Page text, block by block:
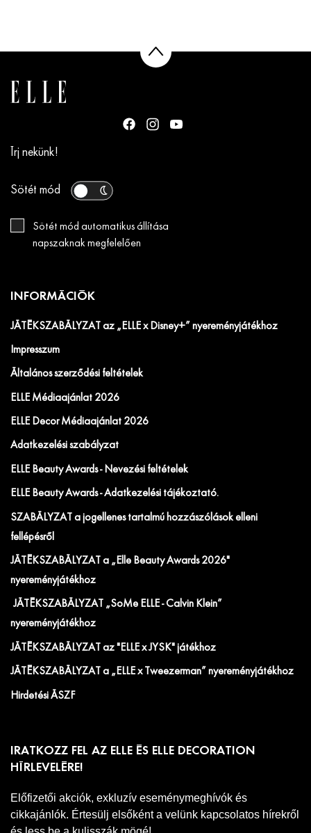
Írj nekünk!
Sötét mód
Sötét mód automatikus állítása
napszaknak megfelelően
INFORMÁCIÓK
JÁTÉKSZABÁLYZAT az „ELLE x Disney+” nyereményjátékhoz
Impresszum
Általános szerződési feltételek
ELLE Médiaajánlat 2026
ELLE Decor Médiaajánlat 2026
Adatkezelési szabályzat
ELLE Beauty Awards - Nevezési feltételek
ELLE Beauty Awards - Adatkezelési tájékoztató.
SZABÁLYZAT a jogellenes tartalmú hozzászólások elleni
fellépésről
JÁTÉKSZABÁLYZAT a „Elle Beauty Awards 2026"
nyereményjátékhoz
JÁTÉKSZABÁLYZAT „SoMe ELLE - Calvin Klein”
nyereményjátékhoz
JÁTÉKSZABÁLYZAT az "ELLE x JYSK" játékhoz
JÁTÉKSZABÁLYZAT a „ELLE x Tweezerman” nyereményjátékhoz
Hirdetési ÁSZF
IRATKOZZ FEL AZ ELLE ÉS ELLE DECORATION
HÍRLEVELÉRE!
Előfizetői akciók, exkluzív eseménymeghívók és
cikkajánlók. Értesülj elsőként a velünk kapcsolatos hírekről